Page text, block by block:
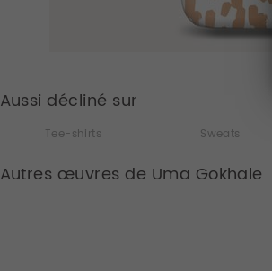
Aussi décliné sur
Tee-shirts Sweats
Autres œuvres de Uma Gokhale